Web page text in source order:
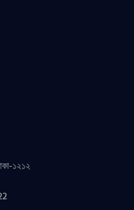
১২১২